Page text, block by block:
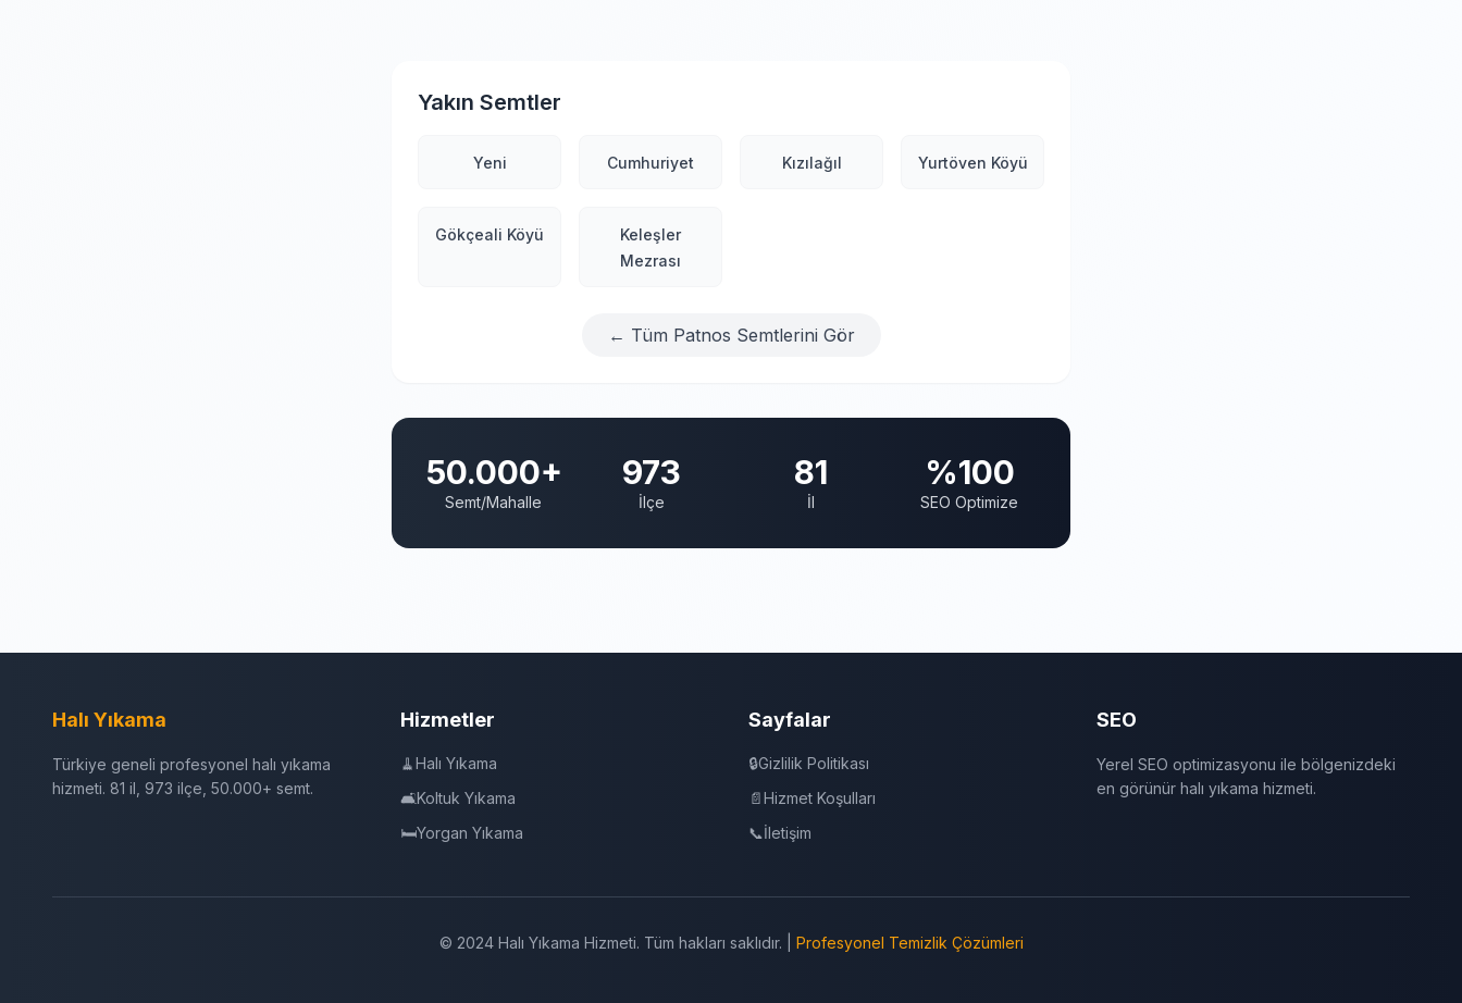
Yakın Semtler
Yeni Cumhuriyet Kızılağıl Yurtöven Köyü
Gökçeali Köyü
Keleşler
Mezrası
← Tüm Patnos Semtlerini Gör
50.000+
Semt/Mahalle
973
İlçe
81
İl
%100
SEO Optimize
Halı Yıkama
Türkiye geneli profesyonel halı yıkama
hizmeti. 81 il, 973 ilçe, 50.000+ semt.
Hizmetler
🧹Halı Yıkama
🛋️Koltuk Yıkama
🛏️Yorgan Yıkama
Sayfalar
🔒Gizlilik Politikası
📄Hizmet Koşulları
📞İletişim
SEO
Yerel SEO optimizasyonu ile bölgenizdeki
en görünür halı yıkama hizmeti.
© 2024 Halı Yıkama Hizmeti. Tüm hakları saklıdır. | Profesyonel Temizlik Çözümleri